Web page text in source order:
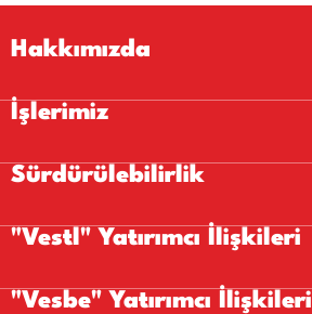
Hakkımızda
İşlerimiz
Sürdürülebilirlik
"Vestl" Yatırımcı İlişkileri
"Vesbe" Yatırımcı İlişkileri